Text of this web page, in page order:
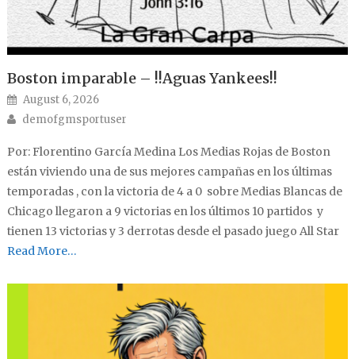
Boston imparable – !!Aguas Yankees!!
Posted on
August 6, 2026
Author
demofgmsportuser
Por: Florentino García Medina Los Medias Rojas de Boston
están viviendo una de sus mejores campañas en los últimas
temporadas , con la victoria de 4 a 0 sobre Medias Blancas de
Chicago llegaron a 9 victorias en los últimos 10 partidos y
tienen 13 victorias y 3 derrotas desde el pasado juego All Star
Read More…